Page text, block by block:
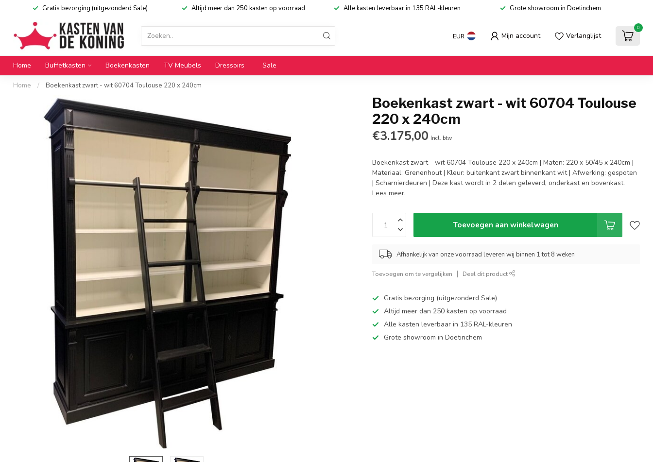
Gratis bezorging (uitgezonderd Sale) Altijd meer dan 250 kasten op voorraad Alle kasten leverbaar in 135 RAL-kleuren Grote showroom in Doetinchem
EUR Mijn account Verlanglijst
0
Home Buffetkasten Boekenkasten TV Meubels Dressoirs Sale
Home / Boekenkast zwart - wit 60704 Toulouse 220 x 240cm
Boekenkast zwart - wit 60704 Toulouse
220 x 240cm
€3.175,00 Incl. btw
Boekenkast zwart - wit 60704 Toulouse 220 x 240cm | Maten: 220 x 50/45 x 240cm |
Materiaal: Grenenhout | Kleur: buitenkant zwart binnenkant wit | Afwerking: gespoten
| Scharnierdeuren | Deze kast wordt in 2 delen geleverd, onderkast en bovenkast.
Lees meer.
Toevoegen aan winkelwagen
Afhankelijk van onze voorraad leveren wij binnen 1 tot 8 weken
Toevoegen om te vergelijken Deel dit product
Gratis bezorging (uitgezonderd Sale)
Altijd meer dan 250 kasten op voorraad
Alle kasten leverbaar in 135 RAL-kleuren
Grote showroom in Doetinchem